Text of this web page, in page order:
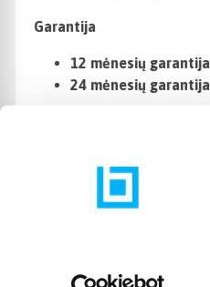
Garantija
12 mėnesių garantija
24 mėnesių garantija